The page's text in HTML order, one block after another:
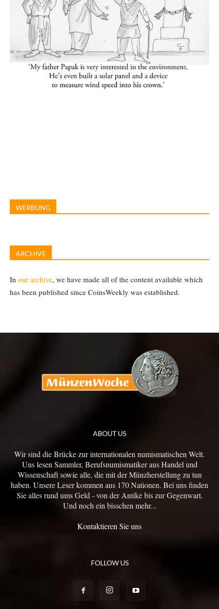
WERBUNG
ARCHIVE
In our archive, we have made all of the content available which
has been published since CoinsWeekly was established.
ABOUT US
Wir sind die Brücke zur internationalen numismatischen Welt.
Uns lesen Sammler, Berufsnumismatiker aus Handel und
Wissenschaft sowie alle, die mit der Münzherstellung zu tun
haben. Unsere Leser kommen aus 170 Nationen. Bei uns finden
Sie alles rund ums Geld - von der Antike bis zur Gegenwart.
Und noch ein bisschen mehr...
Kontaktieren Sie uns
FOLLOW US